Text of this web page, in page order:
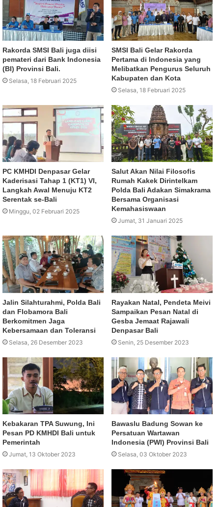
Rakorda SMSI Bali juga diisi
pemateri dari Bank Indonesia
(BI) Provinsi Bali.
Selasa, 18 Februari 2025
SMSI Bali Gelar Rakorda
Pertama di Indonesia yang
Melibatkan Pengurus Seluruh
Kabupaten dan Kota
Selasa, 18 Februari 2025
PC KMHDI Denpasar Gelar
Kaderisasi Tahap 1 (KT1) VI,
Langkah Awal Menuju KT2
Serentak se-Bali
Minggu, 02 Februari 2025
Salut Akan Nilai Filosofis
Rumah Kakek Dirintelkam
Polda Bali Adakan Simakrama
Bersama Organisasi
Kemahasiswaan
Jumat, 31 Januari 2025
Jalin Silahturahmi, Polda Bali
dan Flobamora Bali
Berkomitmen Jaga
Kebersamaan dan Toleransi
Selasa, 26 Desember 2023
Rayakan Natal, Pendeta Meivi
Sampaikan Pesan Natal di
Gesba Jemaat Rajawali
Denpasar Bali
Senin, 25 Desember 2023
Kebakaran TPA Suwung, Ini
Pesan PD KMHDI Bali untuk
Pemerintah
Jumat, 13 Oktober 2023
Bawaslu Badung Sowan ke
Persatuan Wartawan
Indonesia (PWI) Provinsi Bali
Selasa, 03 Oktober 2023